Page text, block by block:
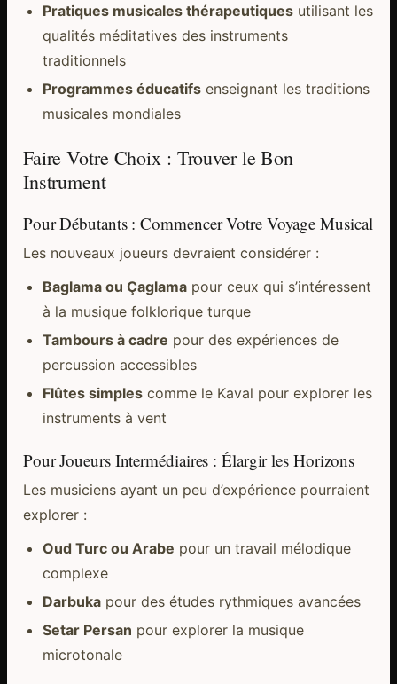
Pratiques musicales thérapeutiquesutilisant les
qualités méditatives des instruments
traditionnels
Programmes éducatifsenseignant les traditions
musicales mondiales
Faire Votre Choix : Trouver le Bon
Instrument
Pour Débutants : Commencer Votre Voyage Musical
Les nouveaux joueurs devraient considérer :
Baglama ou Çaglamapour ceux qui s’intéressent
à la musique folklorique turque
Tambours à cadre pour des expériences de
percussion accessibles
Flûtes simplescomme le Kaval pour explorer les
instruments à vent
Pour Joueurs Intermédiaires : Élargir les Horizons
Les musiciens ayant un peu d’expérience pourraient
explorer :
Oud Turc ou Arabe pour un travail mélodique
complexe
Darbukapour des études rythmiques avancées
Setar Persan pour explorer la musique
microtonale